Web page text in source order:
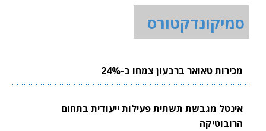
סמיקונדקטורס
מכירות טאואר ברבעון צמחו ב-24%
אינטל מגבשת תשתית פעילות ייעודית בתחום
הרובוטיקה